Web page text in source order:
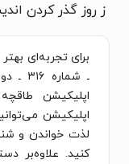
ز روز گذر کردن
برای تجربه‌ای
اپلیکیشن
اپلیکیشن
لذت خواندن و
کنید. علاوه‌بر